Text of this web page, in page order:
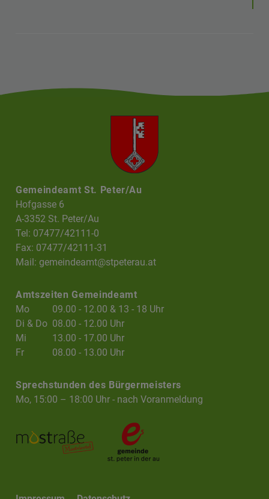
Gemeindeamt St. Peter/Au
Hofgasse 6
A-3352 St. Peter/Au
Tel: 07477/42111-0
Fax: 07477/42111-31
Mail:gemeindeamt@stpeterau.at
Amtszeiten Gemeindeamt
Mo
09.00 - 12.00 & 13 - 18 Uhr
Di & Do 08.00 - 12.00 Uhr
Mi
13.00 - 17.00 Uhr
Fr
08.00 - 13.00 Uhr
Sprechstunden des Bürgermeisters
Mo, 15:00 – 18:00 Uhr - nach Voranmeldung